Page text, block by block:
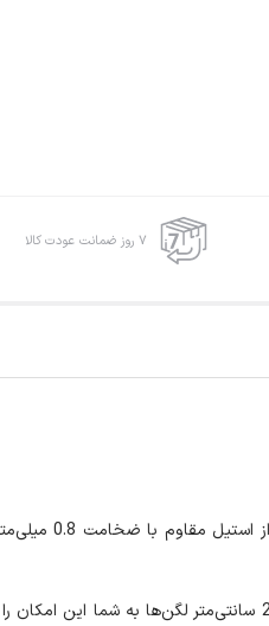
۷ روز ضمانت عودت کالا
سینک ظرفشویی روکار اخوان
سینک اخوان کد 511 دارای دو لگن کاربردی و یک سینی است که شستشو و آماده‌سازی مواد